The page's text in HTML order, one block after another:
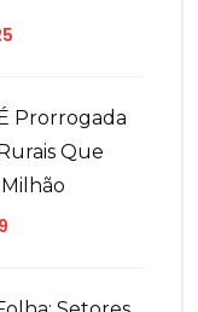
Prorrogada
Que